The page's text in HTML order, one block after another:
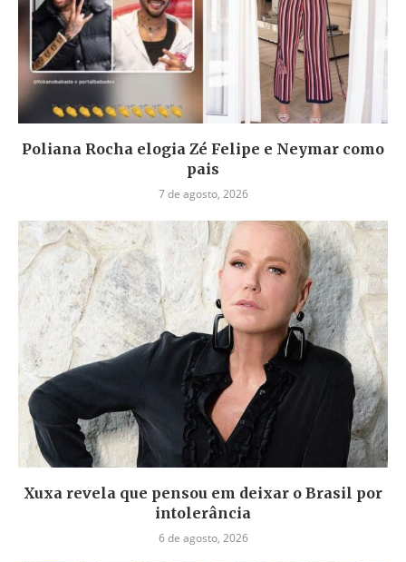
Poliana Rocha elogia Zé Felipe e Neymar como
pais
7 de agosto, 2026
Xuxa revela que pensou em deixar o Brasil por
intolerância
6 de agosto, 2026